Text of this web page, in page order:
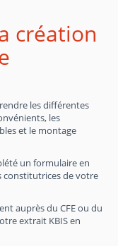
création
les différentes
les
et le montage
un formulaire en
constitutrices de votre
auprès du CFE ou du
extrait KBIS en